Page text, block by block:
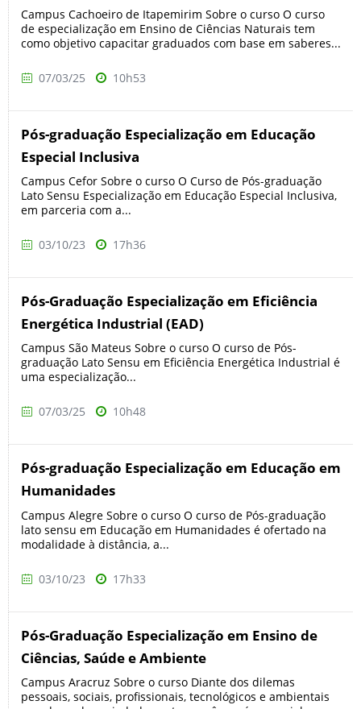
Campus Cachoeiro de Itapemirim Sobre o curso O curso
de especialização em Ensino de Ciências Naturais tem
como objetivo capacitar graduados com base em saberes...
07/03/25 10h53
Pós-graduação Especialização em Educação
Especial Inclusiva
Campus Cefor Sobre o curso O Curso de Pós-graduação
Lato Sensu Especialização em Educação Especial Inclusiva,
em parceria com a...
03/10/23 17h36
Pós-Graduação Especialização em Eficiência
Energética Industrial (EAD)
Campus São Mateus Sobre o curso O curso de Pós-
graduação Lato Sensu em Eficiência Energética Industrial é
uma especialização...
07/03/25 10h48
Pós-graduação Especialização em Educação em
Humanidades
Campus Alegre Sobre o curso O curso de Pós-graduação
lato sensu em Educação em Humanidades é ofertado na
modalidade à distância, a...
03/10/23 17h33
Pós-Graduação Especialização em Ensino de
Ciências, Saúde e Ambiente
Campus Aracruz Sobre o curso Diante dos dilemas
pessoais, sociais, profissionais, tecnológicos e ambientais